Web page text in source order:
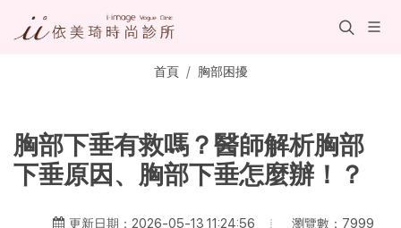
首頁 胸部困擾
胸部下垂有救嗎？醫師解析胸部
下垂原因、胸部下垂怎麼辦！？
更新日期：2026-05-13 11:24:56 瀏覽數：7999